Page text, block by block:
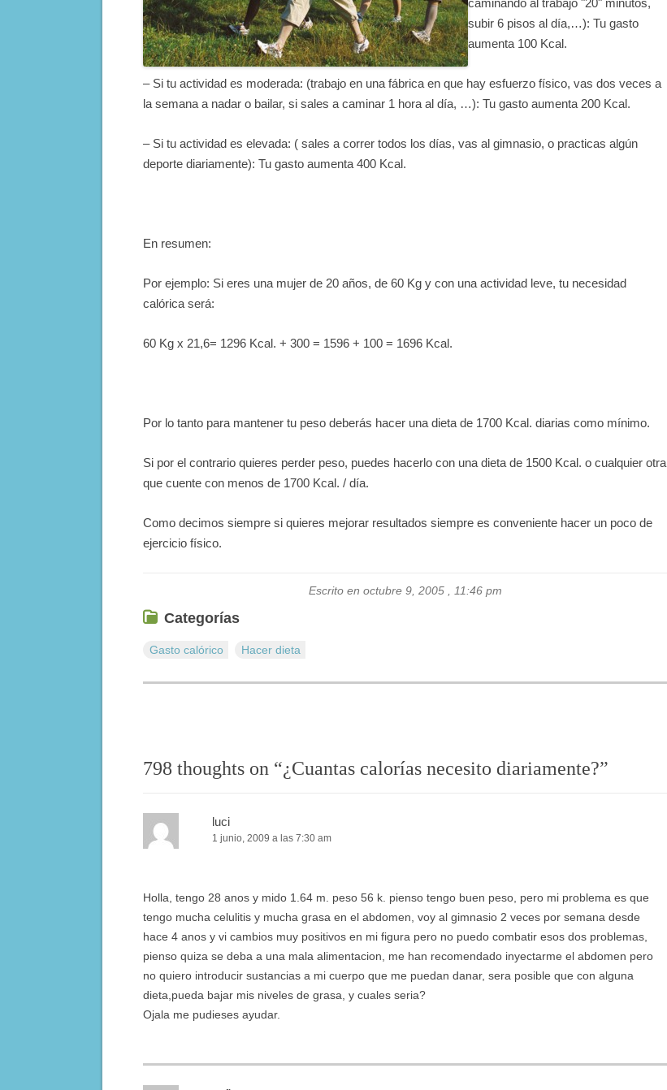
caminando al trabajo "20" minutos,
subir 6 pisos al día,…): Tu gasto
aumenta 100 Kcal.
– Si tu actividad es moderada: (trabajo en una fábrica en que hay esfuerzo físico, vas dos veces a
la semana a nadar o bailar, si sales a caminar 1 hora al día, …): Tu gasto aumenta 200 Kcal.
– Si tu actividad es elevada: ( sales a correr todos los días, vas al gimnasio, o practicas algún
deporte diariamente): Tu gasto aumenta 400 Kcal.
En resumen:
Por ejemplo: Si eres una mujer de 20 años, de 60 Kg y con una actividad leve, tu necesidad
calórica será:
60 Kg x 21,6= 1296 Kcal. + 300 = 1596 + 100 = 1696 Kcal.
Por lo tanto para mantener tu peso deberás hacer una dieta de 1700 Kcal. diarias como mínimo.
Si por el contrario quieres perder peso, puedes hacerlo con una dieta de 1500 Kcal. o cualquier otra
que cuente con menos de 1700 Kcal. / día.
Como decimos siempre si quieres mejorar resultados siempre es conveniente hacer un poco de
ejercicio físico.
Escrito en octubre 9, 2005 , 11:46 pm
Categorías
Gasto calórico Hacer dieta
798 thoughts on “¿Cuantas calorí­as necesito diariamente?”
luci
1 junio, 2009 a las 7:30 am
Holla, tengo 28 anos y mido 1.64 m. peso 56 k. pienso tengo buen peso, pero mi problema es que
tengo mucha celulitis y mucha grasa en el abdomen, voy al gimnasio 2 veces por semana desde
hace 4 anos y vi cambios muy positivos en mi figura pero no puedo combatir esos dos problemas,
pienso quiza se deba a una mala alimentacion, me han recomendado inyectarme el abdomen pero
no quiero introducir sustancias a mi cuerpo que me puedan danar, sera posible que con alguna
dieta,pueda bajar mis niveles de grasa, y cuales seria?
Ojala me pudieses ayudar.